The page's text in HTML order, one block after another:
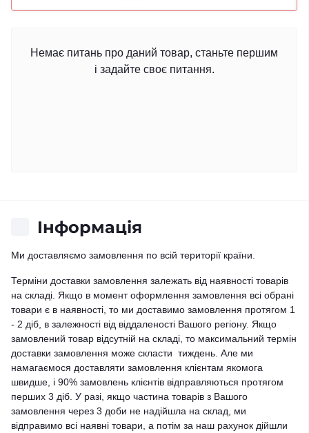
Немає питань про даний товар, станьте першим
і задайте своє питання.
Iнформація
Ми доставляємо замовлення по всій території країни.
Терміни доставки замовлення залежать від наявності товарів
на складі. Якщо в момент оформлення замовлення всі обрані
товари є в наявності, то ми доставимо замовлення протягом 1
- 2 діб, в залежності від віддаленості Вашого регіону. Якщо
замовлений товар відсутній на складі, то максимальний термін
доставки замовлення може скласти тиждень. Але ми
намагаємося доставляти замовлення клієнтам якомога
швидше, і 90% замовлень клієнтів відправляються протягом
перших 3 діб. У разі, якщо частина товарів з Вашого
замовлення через 3 доби не надійшла на склад, ми
відправимо всі наявні товари, а потім за наш рахунок дійшли